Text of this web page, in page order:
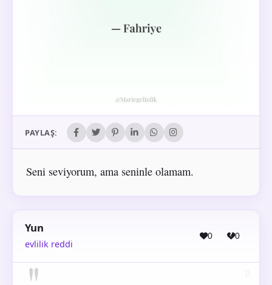
PAYLAŞ:
Seni seviyorum, ama seninle olamam.
Yun
evlilik reddi
0 0